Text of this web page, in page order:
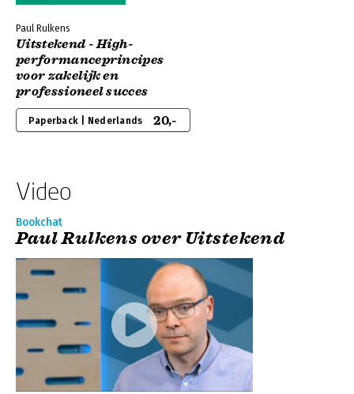
Paul Rulkens
Uitstekend - High-
performanceprincipes
voor zakelijk en
professioneel succes
Paperback | Nederlands 20,-
Video
Bookchat
Paul Rulkens over Uitstekend